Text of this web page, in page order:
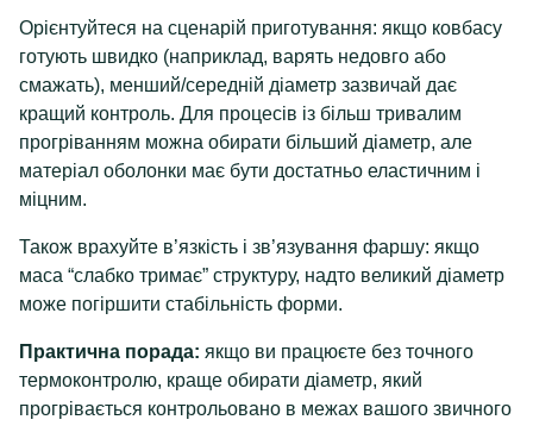
Орієнтуйтеся на сценарій приготування: якщо ковбасу
готують швидко (наприклад, варять недовго або
смажать), менший/середній діаметр зазвичай дає
кращий контроль. Для процесів із більш тривалим
прогріванням можна обирати більший діаметр, але
матеріал оболонки має бути достатньо еластичним і
міцним.
Також врахуйте в’язкість і зв’язування фаршу: якщо
маса “слабко тримає” структуру, надто великий діаметр
може погіршити стабільність форми.
Практична порада: якщо ви працюєте без точного
термоконтролю, краще обирати діаметр, який
прогрівається контрольовано в межах вашого звичного